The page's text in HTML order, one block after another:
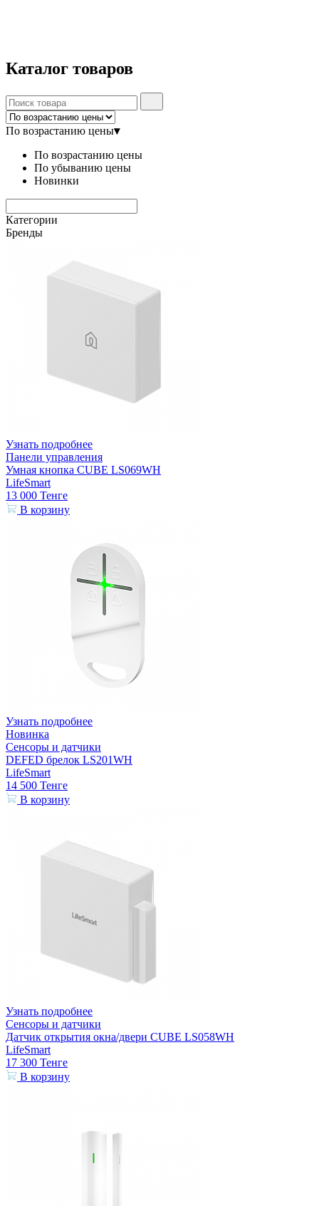
Каталог товаров
По возрастанию цены▾
По возрастанию цены
По убыванию цены
Новинки
Категории
Бренды
Узнать подробнее
Панели управления
Умная кнопка CUBE LS069WH
LifeSmart
13 000 Тенге
В корзину
Узнать подробнее
Новинка
Сенсоры и датчики
DEFED брелок LS201WH
LifeSmart
14 500 Тенге
В корзину
Узнать подробнее
Сенсоры и датчики
Датчик открытия окна/двери CUBE LS058WH
LifeSmart
17 300 Тенге
В корзину